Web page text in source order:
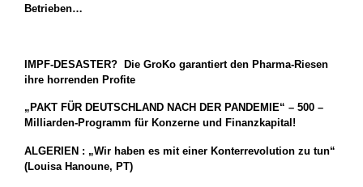
Betrieben…
IMPF-DESASTER? Die GroKo garantiert den Pharma-Riesen
ihre horrenden Profite
„ PAKT FÜR DEUTSCHLAND NACH DER PANDEMIE“ – 500 –
Milliarden-Programm für Konzerne und Finanzkapital!
ALGERIEN : „Wir haben es mit einer Konterrevolution zu tun“
(Louisa Hanoune, PT)